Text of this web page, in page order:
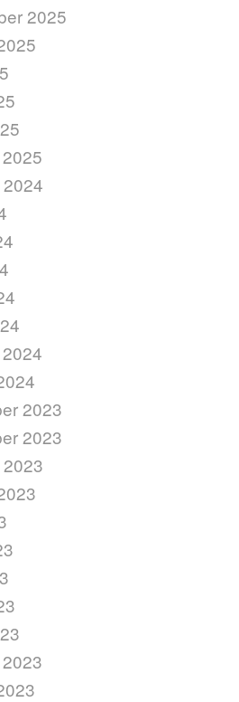
2025
2023
2023